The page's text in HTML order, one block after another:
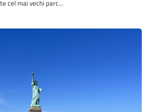
cel mai vechi parc…